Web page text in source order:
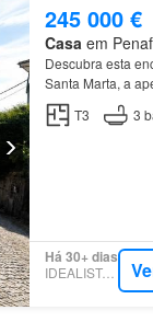
245 000 €
Casa em
Descubra esta
Santa Marta, a
habitação é
T3 3
Há 30+ dias
IDEALISTA.PT